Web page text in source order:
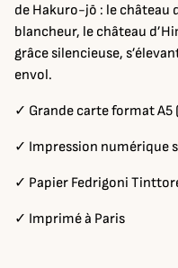
de Hakuro-jō : le château
blancheur, le château
grâce silencieuse,
envol.
✓ Grande carte format A5
✓ Impression numérique
✓ Papier Fedrigoni
✓ Imprimé à Paris